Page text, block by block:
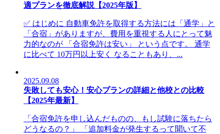
適プランを徹底解説【2025年版】
✅ はじめに 自動車免許を取得する方法には「通学」と
「合宿」がありますが、費用を重視する人にとって魅
力的なのが 「合宿免許は安い」 という点です。 通学
に比べて 10万円以上安く なることもあり、...
2025.09.08
失敗しても安心！安心プランの詳細と他校との比較
【2025年最新】
「合宿免許を申し込んだものの、もし試験に落ちたら
どうなるの？」 「追加料金が発生するって聞いて不